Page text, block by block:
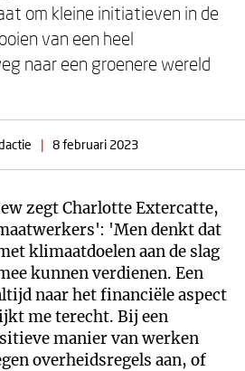
om kleine initiatieven in de
van een heel
naar een groenere wereld
| 8 februari 2023
zegt Charlotte Extercatte,
'Men denkt dat
klimaatdoelen aan de slag
kunnen verdienen. Een
naar het financiële aspect
me terecht. Bij een
manier van werken
overheidsregels aan, of